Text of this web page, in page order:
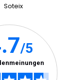
Soteix